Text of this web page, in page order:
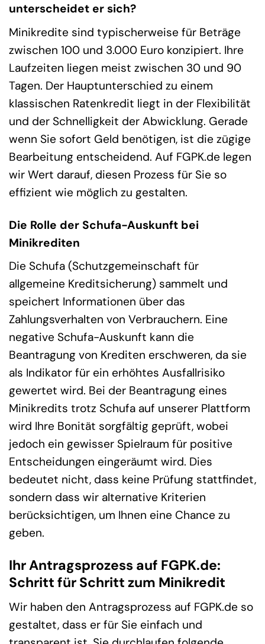
unterscheidet er sich?
Minikredite sind typischerweise für Beträge
zwischen 100 und 3.000 Euro konzipiert. Ihre
Laufzeiten liegen meist zwischen 30 und 90
Tagen. Der Hauptunterschied zu einem
klassischen Ratenkredit liegt in der Flexibilität
und der Schnelligkeit der Abwicklung. Gerade
wenn Sie sofort Geld benötigen, ist die zügige
Bearbeitung entscheidend. Auf FGPK.de legen
wir Wert darauf, diesen Prozess für Sie so
effizient wie möglich zu gestalten.
Die Rolle der Schufa-Auskunft bei
Minikrediten
Die Schufa (Schutzgemeinschaft für
allgemeine Kreditsicherung) sammelt und
speichert Informationen über das
Zahlungsverhalten von Verbrauchern. Eine
negative Schufa-Auskunft kann die
Beantragung von Krediten erschweren, da sie
als Indikator für ein erhöhtes Ausfallrisiko
gewertet wird. Bei der Beantragung eines
Minikredits trotz Schufa auf unserer Plattform
wird Ihre Bonität sorgfältig geprüft, wobei
jedoch ein gewisser Spielraum für positive
Entscheidungen eingeräumt wird. Dies
bedeutet nicht, dass keine Prüfung stattfindet,
sondern dass wir alternative Kriterien
berücksichtigen, um Ihnen eine Chance zu
geben.
Ihr Antragsprozess auf FGPK.de:
Schritt für Schritt zum Minikredit
Wir haben den Antragsprozess auf FGPK.de so
gestaltet, dass er für Sie einfach und